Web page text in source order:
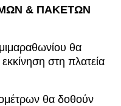
& ΠΑΚΕΤΩΝ
θα
στη πλατεία
θα δοθούν